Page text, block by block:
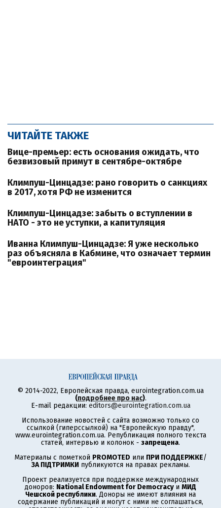
ЧИТАЙТЕ ТАКЖЕ
Вице-премьер: есть основания ожидать, что
безвизовый примут в сентябре-октябре
Климпуш-Цинцадзе: рано говорить о санкциях
в 2017, хотя РФ не изменится
Климпуш-Цинцадзе: забыть о вступлении в
НАТО - это не уступки, а капитуляция
Иванна Климпуш-Цинцадзе: Я уже несколько
раз объясняла в Кабмине, что означает термин
"евроинтеграция"
© 2014-2022, Европейская правда, eurointegration.com.ua
(подробнее про нас).
E-mail редакции: editors@eurointegration.com.ua
Использование новостей с сайта возможно только со
ссылкой (гиперссылкой) на "Европейскую правду",
www.eurointegration.com.ua. Републикация полного текста
статей, интервью и колонок - запрещена.
Материалы с пометкой PROMOTED или ПРИ ПОДДЕРЖКЕ/
ЗА ПІДТРИМКИ публикуются на правах рекламы.
Проект реализуется при поддержке международных
доноров: National Endowment for Democracyи МИД
Чешской республики. Доноры не имеют влияния на
содержание публикаций и могут с ними не соглашаться,